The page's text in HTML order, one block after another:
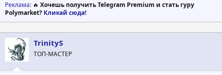
Реклама: 🔥 Хочешь получить Telegram Premium и стать гуру
Polymarket? Кликай сюда!
TrinityS
ТОП-МАСТЕР